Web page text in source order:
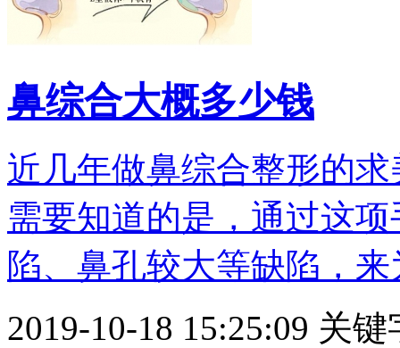
鼻综合大概多少钱
近几年做鼻综合整形的
需要知道的是，通过这
陷、鼻孔较大等缺陷，来
2019-10-18 15:25:09 关键